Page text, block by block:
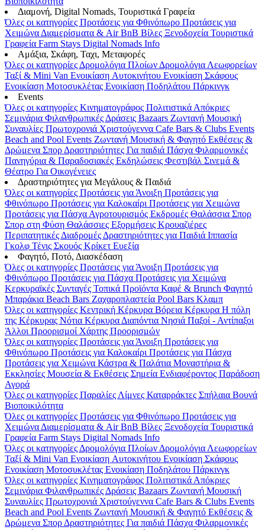
Διαμονή, Digital Nomads, Τουριστικά Γραφεία
Όλες οι κατηγορίες Προτάσεις για Φθινόπωρο Προτάσεις για
Χειμώνα Διαμερίσματα & Air BnB Βίλες Ξενοδοχεία Τουριστικά
Γραφεία Farm Stays Digital Nomads Info
Αμάξια, Σκάφη, Ταχι, Μεταφορές
Όλες οι κατηγορίες Δρομολόγια Πλοίων Δρομολόγια Λεωφορείων
Ταξί & Μini Van Ενοικίαση Aυτοκινήτου Ενοικίαση Σκάφους
Ενοικίαση Μοτοσυκλέτας Ενοικίαση Ποδηλάτου Πάρκινγκ
Events
Όλες οι κατηγορίες Κινηματογράφος Πολιτιστικά Απόκριες
Σεμινάρια Φιλανθρωπικές Δράσεις Bazaars Ζωντανή Μουσική
Συναυλίες Πρωτοχρονιά Χριστούγεννα Cafe Bars & Clubs Events
Beach and Pool Events Ζωντανή Μουσική & Φαγητό Εκθέσεις &
Δρώμενα Σπορ Δραστηριότητες Για παιδιά Πάσχα Φιλαρμονικές
Πανηγύρια & Παραδοσιακές Εκδηλώσεις Φεστιβάλ Σινεμά &
Θέατρο Για Οικογένειες
Δραστηριότητες για Μεγάλους & Παιδιά
Όλες οι κατηγορίες Προτάσεις για Άνοιξη Προτάσεις για
Φθινόπωρο Προτάσεις για Καλοκαίρι Προτάσεις για Χειμώνα
Προτάσεις για Πάσχα Αγροτουρισμός Εκδρομές Θαλάσσια Σπορ
Σπορ στη Φύση Θαλάσσιες Εξορμήσεις Κρουαζιέρες
Περιπατητικές Διαδρομές Δραστηριότητες για Παιδιά Ιππασία
Γκολφ Τένις Σκουός Κρίκετ Ευεξία
Φαγητό, Ποτό, Διασκέδαση
Όλες οι κατηγορίες Προτάσεις για Άνοιξη Προτάσεις για
Φθινόπωρο Προτάσεις για Πάσχα Προτάσεις για Χειμώνα
Κερκυραϊκές Συνταγές Τοπικά Προϊόντα Καφέ & Brunch Φαγητό
Μπαράκια Beach Bars Ζαχαροπλαστεία Pool Bars Κλαμπ
Όλες οι κατηγορίες Κεντρική Κέρκυρα Βόρεια Κέρκυρα Η πόλη
της Κέρκυρας Νότια Κέρκυρα Διαπόντια Νησιά Παξοί - Αντίπαξοι
Άλλοι Προορισμοί Χάρτης Προορισμών
Όλες οι κατηγορίες Προτάσεις για Άνοιξη Προτάσεις για
Φθινόπωρο Προτάσεις για Καλοκαίρι Προτάσεις για Πάσχα
Προτάσεις για Χειμώνα Κάστρα & Παλάτια Μοναστήρια &
Εκκλησίες Μουσεία & Εκθέσεις Σημεία Ενδιαφέροντος Παράδοση
Αγορά
Όλες οι κατηγορίες Παραλίες Λίμνες Καταρράκτες Σπήλαια Βουνά
Βιοποικιλότητα
Όλες οι κατηγορίες Προτάσεις για Φθινόπωρο Προτάσεις για
Χειμώνα Διαμερίσματα & Air BnB Βίλες Ξενοδοχεία Τουριστικά
Γραφεία Farm Stays Digital Nomads Info
Όλες οι κατηγορίες Δρομολόγια Πλοίων Δρομολόγια Λεωφορείων
Ταξί & Μini Van Ενοικίαση Aυτοκινήτου Ενοικίαση Σκάφους
Ενοικίαση Μοτοσυκλέτας Ενοικίαση Ποδηλάτου Πάρκινγκ
Όλες οι κατηγορίες Κινηματογράφος Πολιτιστικά Απόκριες
Σεμινάρια Φιλανθρωπικές Δράσεις Bazaars Ζωντανή Μουσική
Συναυλίες Πρωτοχρονιά Χριστούγεννα Cafe Bars & Clubs Events
Beach and Pool Events Ζωντανή Μουσική & Φαγητό Εκθέσεις &
Δρώμενα Σπορ Δραστηριότητες Για παιδιά Πάσχα Φιλαρμονικές